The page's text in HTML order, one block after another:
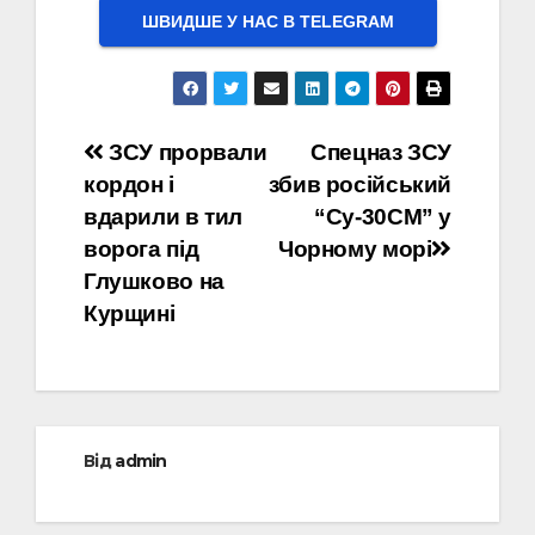
ШВИДШЕ У НАС В ТELEGRAM
Навігація
записів
Спецназ ЗСУ
збив російський
“Су-30СМ” у
Чорному морі
ЗСУ прорвали
кордон і
вдарили в тил
ворога під
Глушково на
Курщині
Відadmin